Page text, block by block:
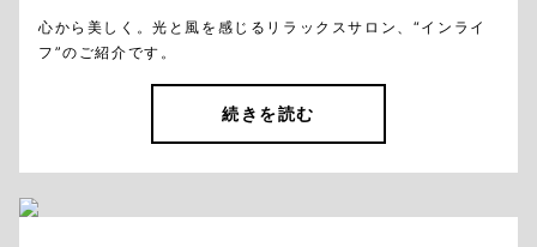
心から美しく。光と風を感じるリラックスサロン、“インライ
フ”のご紹介です。
続きを読む